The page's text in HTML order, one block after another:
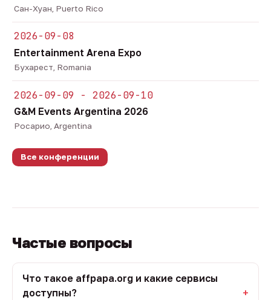
Сан-Хуан, Puerto Rico
2026-09-08
Entertainment Arena Expo
Бухарест, Romania
2026-09-09 - 2026-09-10
G&M Events Argentina 2026
Росарио, Argentina
Все конференции
Частые вопросы
Что такое affpapa.org и какие сервисы
доступны?